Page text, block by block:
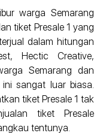
warga Semarang
tiket Presale 1 yang
dalam hitungan
Hectic Creative,
Semarang dan
sangat luar biasa.
tiket Presale 1 tak
tiket Presale
tentunya.